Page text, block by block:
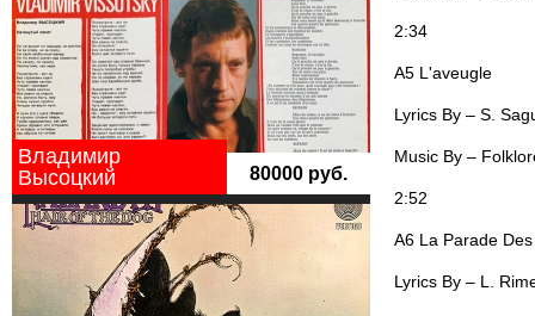
Владимир
Высоцкий
80000 руб.
2:34
A5 L'aveugle
Lyrics By – S.
Music By –
2:52
A6 La Parade
Lyrics By – L.